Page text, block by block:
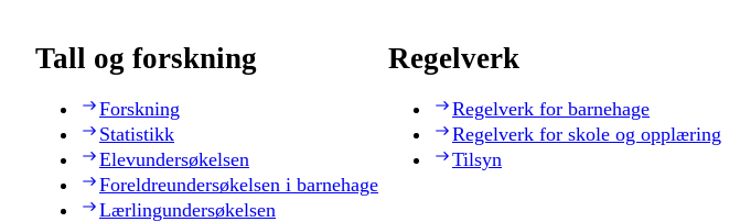
Tall og forskning
Forskning
Statistikk
Elevundersøkelsen
Foreldreundersøkelsen i barnehage
Lærlingundersøkelsen
Regelverk
Regelverk for barnehage
Regelverk for skole og opplæring
Tilsyn